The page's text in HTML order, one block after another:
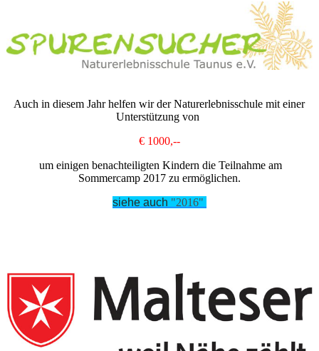
Auch in diesem Jahr helfen wir der Naturerlebnisschule mit einer
Unterstützung von
€ 1000,--
um einigen benachteiligten Kindern die Teilnahme am
Sommercamp 2017 zu ermöglichen.
siehe auch "2016"